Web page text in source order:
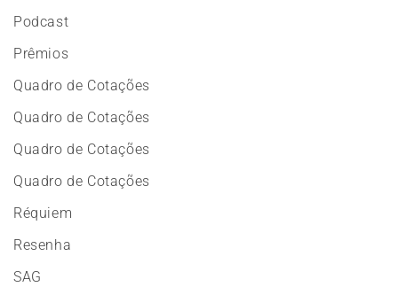
Podcast
Prêmios
Quadro de Cotações
Quadro de Cotações
Quadro de Cotações
Quadro de Cotações
Réquiem
Resenha
SAG